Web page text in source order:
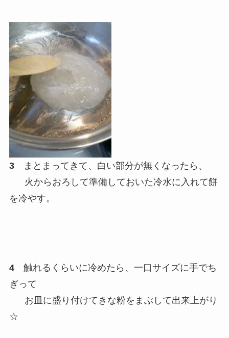
3まとまってきて、白い部分が無くなったら、
火からおろして準備しておいた冷水に入れて餅
を冷やす。
4触れるくらいに冷めたら、一口サイズに手でち
ぎって
お皿に盛り付けてきな粉をまぶして出来上がり
☆